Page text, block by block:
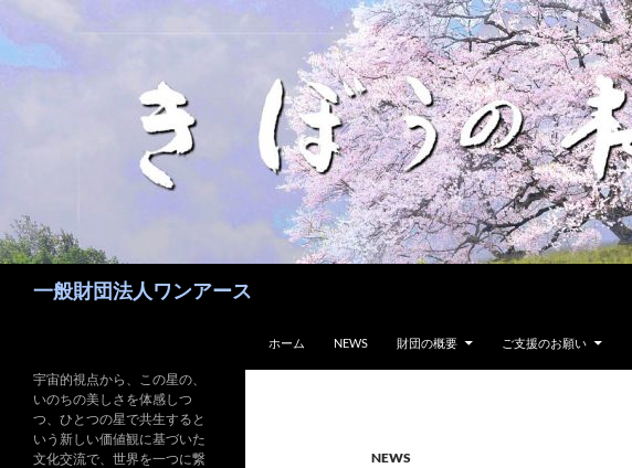
ン
テ
ッ
プ
一般財団法人ワンアース
ホーム NEWS 財団の概要 ご支援のお願い
NEWS
宇宙的視点から、この星の、
いのちの美しさを体感しつ
つ、ひとつの星で共生すると
いう新しい価値観に基づいた
文化交流で、世界を一つに繋